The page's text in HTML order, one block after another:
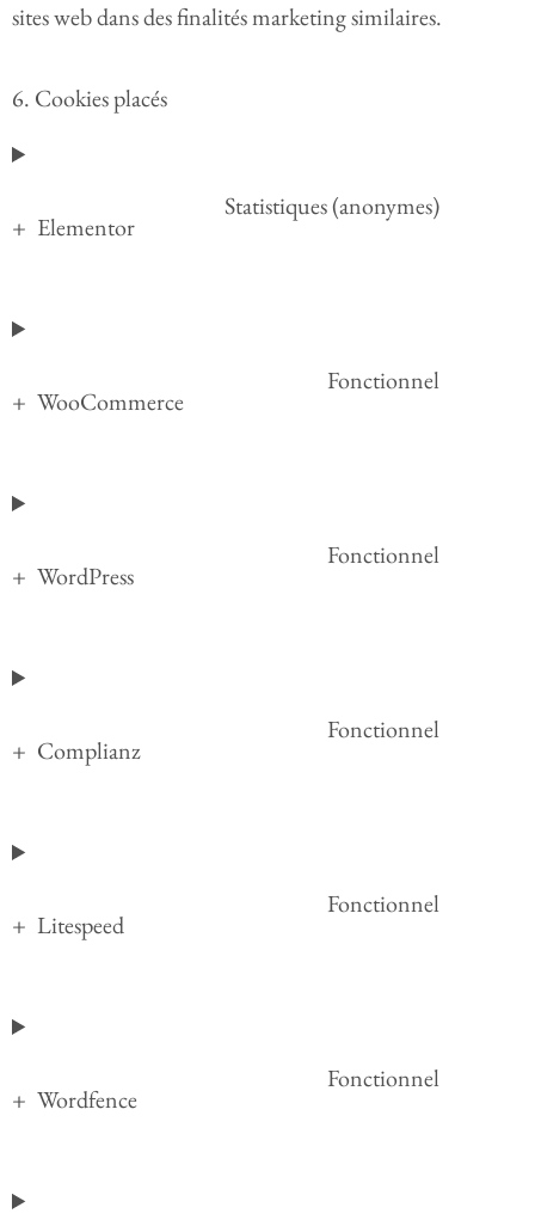
sites web dans des finalités marketing similaires.
6. Cookies placés
Elementor
Statistiques (anonymes)
WooCommerce
Fonctionnel
WordPress
Fonctionnel
Complianz
Fonctionnel
Litespeed
Fonctionnel
Wordfence
Fonctionnel